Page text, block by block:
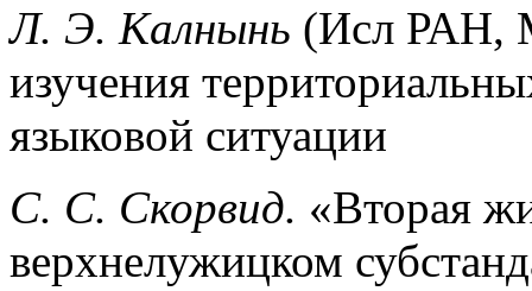
Л. Э. Калнынь (Исл РАН,
изучения
языковой ситуации
С. С. Скорвид. «Вторая
верхнелужицком